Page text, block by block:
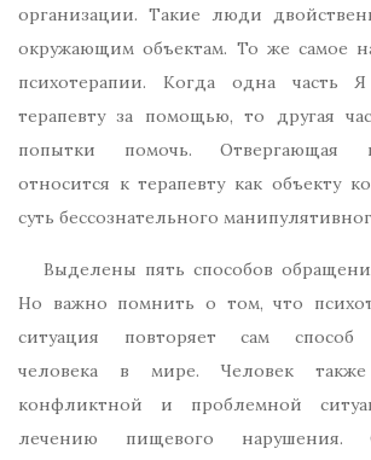
организации. Такие люди
окружающим объектам. То же самое
психотерапии. Когда одна часть
терапевту за помощью, то другая
попытки помочь. Отвергающая
относится к терапевту как объекту
суть бессознательного
Выделены пять способов
Но важно помнить о том, что
ситуация повторяет сам способ
человека в мире. Человек
конфликтной и проблемной
лечению пищевого нарушения.